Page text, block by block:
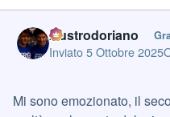
Austrodoriano
Inviato5 Ottobre 2025
Mi sono emozionato, il